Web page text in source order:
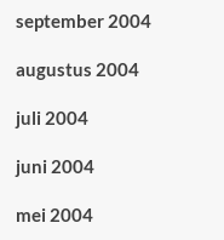
september 2004
augustus 2004
juli 2004
juni 2004
mei 2004